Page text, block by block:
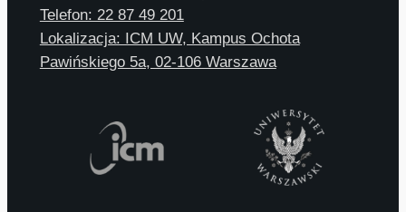
Telefon: 22 87 49 201
Lokalizacja: ICM UW, Kampus Ochota
Pawińskiego 5a, 02-106 Warszawa